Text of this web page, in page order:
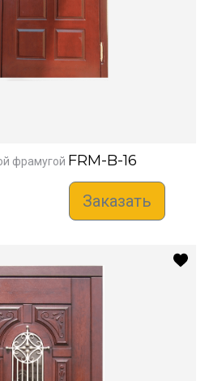
фрамугой FRM-B-16
Заказать